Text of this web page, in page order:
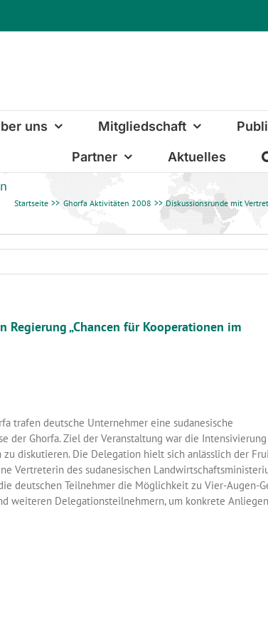
uns Mitgliedschaft
Partner Aktuelles
Startseite Ghorfa Aktivitäten 2008 Diskussionsrunde mit
„Chancen für Kooperationen im
trafen deutsche Unternehmer eine sudanesische
der Ghorfa. Ziel der Veranstaltung war die
diskutieren. Die Delegation hielt sich anlässlich der
Vertreterin des sudanesischen
deutschen Teilnehmer die Möglichkeit zu Vier-Augen-
weiteren Delegationsteilnehmern, um konkrete